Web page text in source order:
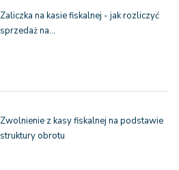
Zaliczka na kasie fiskalnej - jak rozliczyć
sprzedaż na…
Zwolnienie z kasy fiskalnej na podstawie
struktury obrotu